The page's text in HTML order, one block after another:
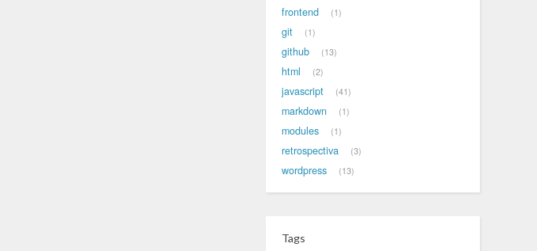
frontend 1
git 1
github 13
html 2
javascript 41
markdown 1
modules 1
retrospectiva 3
wordpress 13
Tags